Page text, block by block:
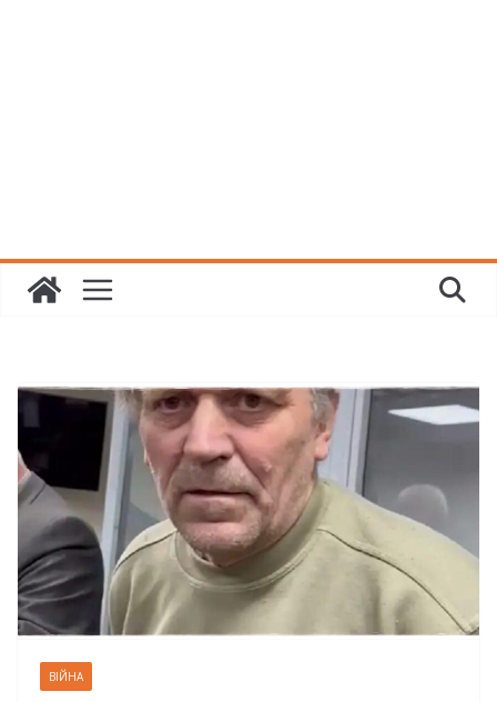
ВІЙНА